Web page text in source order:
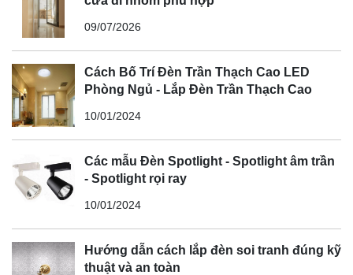
09/07/2026
Cách Bố Trí Đèn Trần Thạch Cao LED
Phòng Ngủ - Lắp Đèn Trần Thạch Cao
10/01/2024
Các mẫu Đèn Spotlight - Spotlight âm trần
- Spotlight rọi ray
10/01/2024
Hướng dẫn cách lắp đèn soi tranh đúng kỹ
thuật và an toàn